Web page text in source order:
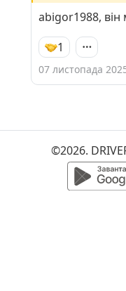
abigor1988,
1
07 листопада
©2026.